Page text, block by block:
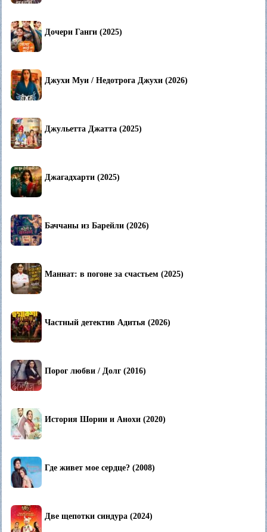
Дочери Ганги (2025)
Джухи Муи / Недотрога Джухи (2026)
Джульетта Джатта (2025)
Джагадхарти (2025)
Баччаны из Барейли (2026)
Маннат: в погоне за счастьем (2025)
Частный детектив Адитья (2026)
Порог любви / Долг (2016)
История Шории и Анохи (2020)
Где живет мое сердце? (2008)
Две щепотки синдура (2024)